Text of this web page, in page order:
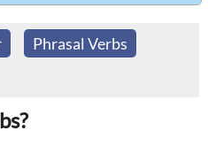
Phrasal Verbs